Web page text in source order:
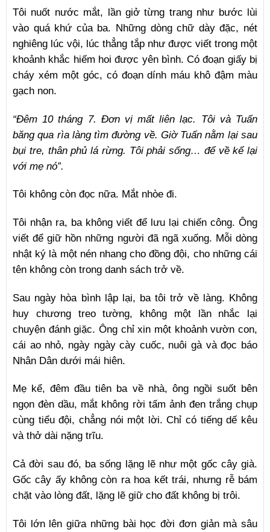
Tôi nuốt nước mắt, lần giở từng trang như bước lùi
vào quá khứ của ba. Những dòng chữ dày đặc, nét
nghiêng lúc vội, lúc thẳng tắp như được viết trong một
khoảnh khắc hiếm hoi được yên bình. Có đoạn giấy bị
cháy xém một góc, có đoạn dính máu khô đậm màu
gạch non.
“Đêm 10 tháng 7. Đơn vị mất liên lạc. Tôi và Tuấn
băng qua rìa làng tìm đường về. Giờ Tuấn nằm lại sau
bụi tre, thân phủ lá rừng. Tôi phải sống… để về kể lại
với mẹ nó”.
Tôi không còn đọc nữa. Mắt nhòe đi.
Tôi nhận ra, ba không viết để lưu lại chiến công. Ông
viết để giữ hồn những người đã ngã xuống. Mỗi dòng
nhật ký là một nén nhang cho đồng đội, cho những cái
tên không còn trong danh sách trở về.
Sau ngày hòa bình lập lại, ba tôi trở về làng. Không
huy chương treo tường, không một lần nhắc lại
chuyện đánh giặc. Ông chỉ xin một khoảnh vườn con,
cái ao nhỏ, ngày ngày cày cuốc, nuôi gà và đọc báo
Nhân Dân dưới mái hiên.
Mẹ kể, đêm đầu tiên ba về nhà, ông ngồi suốt bên
ngọn đèn dầu, mắt không rời tấm ảnh đen trắng chụp
cùng tiểu đội, chẳng nói một lời. Chỉ có tiếng dế kêu
và thở dài nặng trĩu.
Cả đời sau đó, ba sống lặng lẽ như một gốc cây già.
Gốc cây ấy không còn ra hoa kết trái, nhưng rễ bám
chặt vào lòng đất, lặng lẽ giữ cho đất không bị trôi.
Tôi lớn lên giữa những bài học đời đơn giản mà sâu